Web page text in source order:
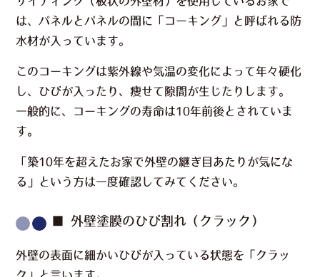
は、パネルとパネルの間に
「コーキング」
と呼ばれる防
水材が入っています。
このコーキングは紫外線や気温の変化によって年々硬化
し、ひびが入ったり、痩せて隙間が生じたりします。
一般的に、コーキングの寿命は10年前後とされていま
す。
「築10年を超えたお家で外壁の継ぎ目あたりが気にな
る」という方は一度確認してみてください。
■ 外壁塗膜のひび割れ（クラック）
外壁の表面に細かいひびが入っている状態を 「クラッ
ク」
と言います。